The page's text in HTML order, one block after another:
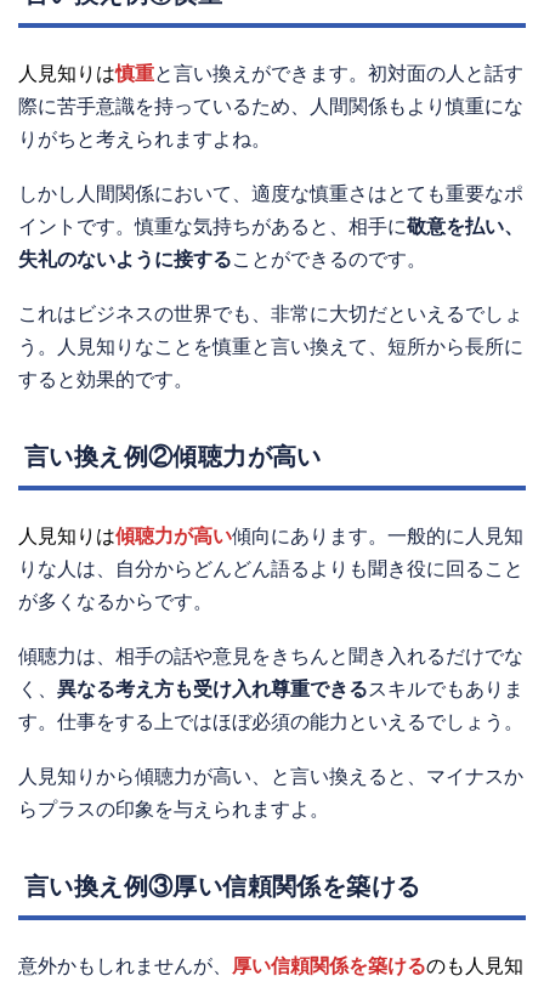
人見知りは慎重と言い換えができます。初対面の人と話す
際に苦手意識を持っているため、人間関係もより慎重にな
りがちと考えられますよね。
しかし人間関係において、適度な慎重さはとても重要なポ
イントです。慎重な気持ちがあると、相手に敬意を払い、
失礼のないように接することができるのです。
これはビジネスの世界でも、非常に大切だといえるでしょ
う。人見知りなことを慎重と言い換えて、短所から長所に
すると効果的です。
言い換え例②傾聴力が高い
人見知りは傾聴力が高い傾向にあります。一般的に人見知
りな人は、自分からどんどん語るよりも聞き役に回ること
が多くなるからです。
傾聴力は、相手の話や意見をきちんと聞き入れるだけでな
く、 異なる考え方も受け入れ尊重できるスキルでもありま
す。仕事をする上ではほぼ必須の能力といえるでしょう。
人見知りから傾聴力が高い、と言い換えると、マイナスか
らプラスの印象を与えられますよ。
言い換え例③厚い信頼関係を築ける
意外かもしれませんが、 厚い信頼関係を築けるのも人見知